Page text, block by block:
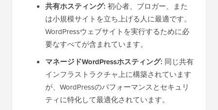
共有ホスティング: 初心者、ブロガー、また
は小規模サイトを立ち上げる人に最適です。
WordPressウェブサイトを実行するために必
要なすべてが含まれています。
マネージドWordPressホスティング: 同じ共有
インフラストラクチャ上に構築されています
が、WordPressのパフォーマンスとセキュリ
ティに特化して最適化されています。